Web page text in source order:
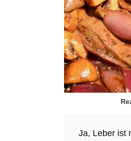
Ja, Leber ist